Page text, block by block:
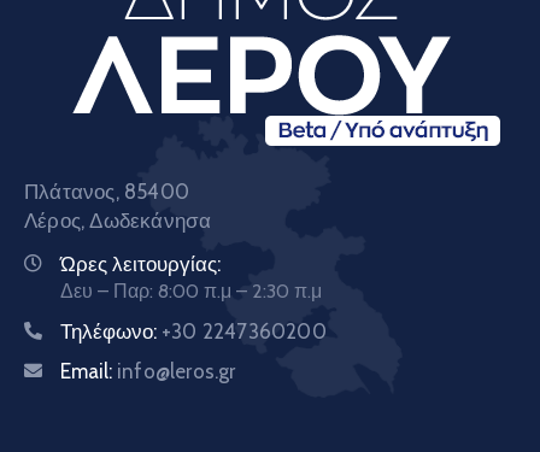
Πλάτανος, 85400
Λέρος, Δωδεκάνησα
Ώρες λειτουργίας:
Δευ – Παρ: 8:00 π.μ – 2:30 π.μ
Τηλέφωνο: +30 2247360200
Email: info@leros.gr